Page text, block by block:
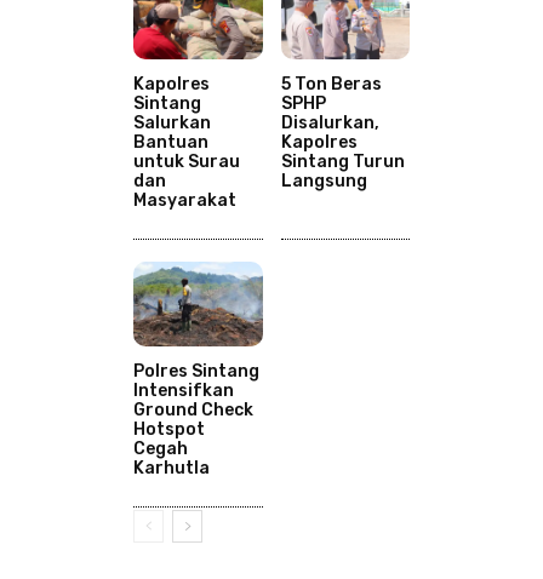
Kapolres
Sintang
Salurkan
Bantuan
untuk Surau
dan
Masyarakat
5 Ton Beras
SPHP
Disalurkan,
Kapolres
Sintang Turun
Langsung
Polres Sintang
Intensifkan
Ground Check
Hotspot
Cegah
Karhutla